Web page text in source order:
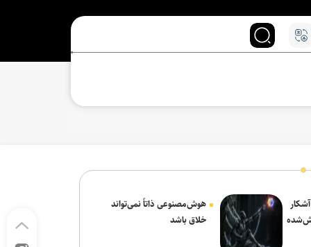
هوش‌مصنوعی ذاتاً نمی‌تواند
خلاق باشد